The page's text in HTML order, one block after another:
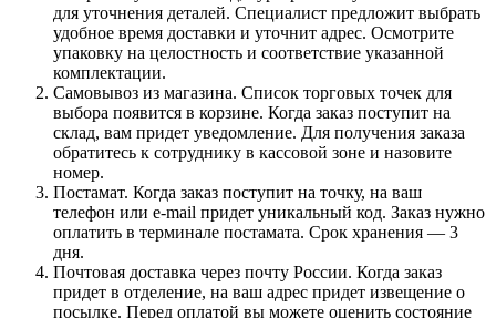
для уточнения деталей. Специалист предложит выбрать
удобное время доставки и уточнит адрес. Осмотрите
упаковку на целостность и соответствие указанной
комплектации.
Самовывоз из магазина. Список торговых точек для
выбора появится в корзине. Когда заказ поступит на
склад, вам придет уведомление. Для получения заказа
обратитесь к сотруднику в кассовой зоне и назовите
номер.
Постамат. Когда заказ поступит на точку, на ваш
телефон или e-mail придет уникальный код. Заказ нужно
оплатить в терминале постамата. Срок хранения — 3
дня.
Почтовая доставка через почту России. Когда заказ
придет в отделение, на ваш адрес придет извещение о
посылке. Перед оплатой вы можете оценить состояние